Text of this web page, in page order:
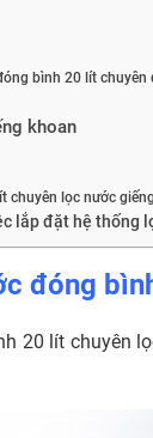
bình 20 lít
khoan
chuyên lọc nước
lắp đặt hệ thống
đóng
20 lít chuyên